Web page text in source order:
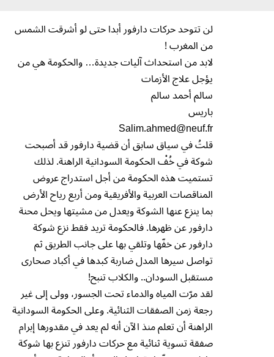
لن تتوحد حركات دارفور أبدا حتى لو أشرقت الشمس
من المغرب !
لابد من استحداث آليات جديدة… والحكومة هي من
يؤجل علاج الأزمات
سالم أحمد سالم
باريس
Salim.ahmed@neuf.fr
قلتُ في سياق سابق أن قضية دارفور قد أصبحت
شوكة في خُفْ الحكومة السودانية الراهنة. لذلك
تستميت هذه الحكومة من أجل استدراج عروض
المناقصات العربية والأفريقية ومن أربع رياح الأرض
بما ينزع عنها الشوكة ويعدل من مشيتها ويحل محنة
دارفور عن ظهرها. فالحكومة تريد فقط نزع شوكة
دارفور عن خفّها وتلقي بها على جانب الطريق ثم
تواصل سيرها المدل ضاربة كبدها في أكباد صحارى
مستقبل السودان.. والكلاب تنبح!
لقد مرّت المياه والدماء تحت الجسور، وولى إلى غير
رجعة زمن الصفقات الثنائية. وعلى الحكومة السودانية
الراهنة أن تعلم منذ الآن أنه لم يعد في مقدورها إبرام
صفقة تسوية ثنائية مع حركات دارفور تنزع بها شوكة